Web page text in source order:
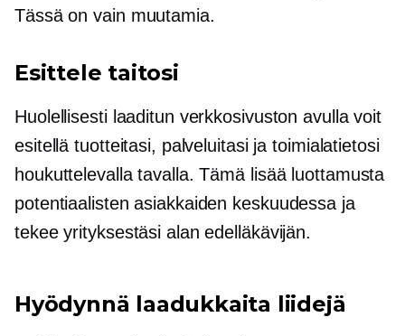
Tässä on vain muutamia.
Esittele taitosi
Huolellisesti laaditun verkkosivuston avulla voit
esitellä tuotteitasi, palveluitasi ja toimialatietosi
houkuttelevalla tavalla. Tämä lisää luottamusta
potentiaalisten asiakkaiden keskuudessa ja
tekee yrityksestäsi alan edelläkävijän.
Hyödynnä laadukkaita liidejä